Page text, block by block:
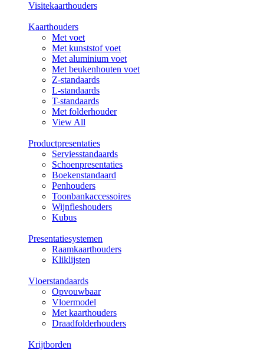
Visitekaarthouders
Kaarthouders
Met voet
Met kunststof voet
Met aluminium voet
Met beukenhouten voet
Z-standaards
L-standaards
T-standaards
Met folderhouder
View All
Productpresentaties
Serviesstandaards
Schoenpresentaties
Boekenstandaard
Penhouders
Toonbankaccessoires
Wijnfleshouders
Kubus
Presentatiesystemen
Raamkaarthouders
Kliklijsten
Vloerstandaards
Opvouwbaar
Vloermodel
Met kaarthouders
Draadfolderhouders
Krijtborden